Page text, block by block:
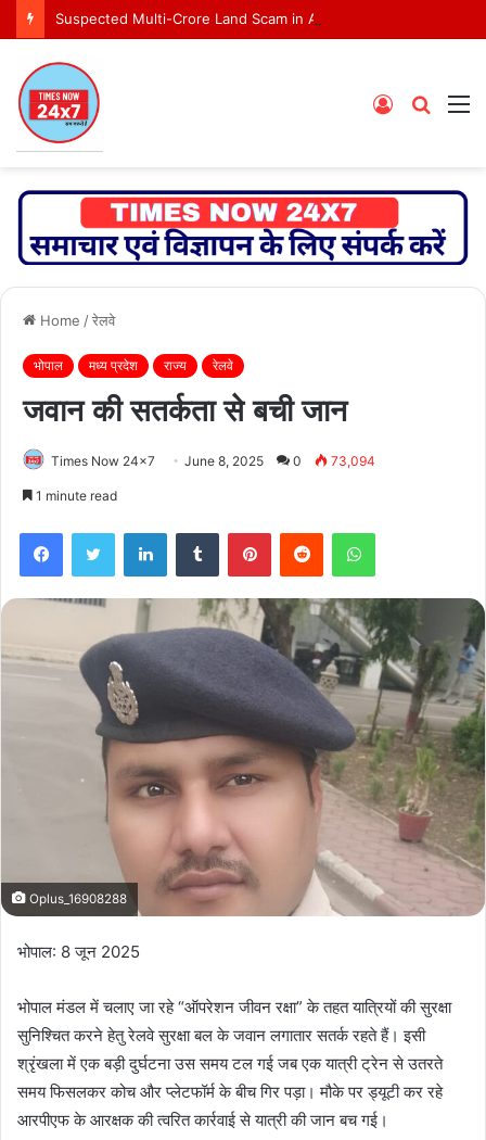
Search
Log
Home /रेलवे
भोपाल मध्य प्रदेश राज्य रेलवे
जवान की सतर्कता से बची जान
Times Now 24x7 June 8, 2025 0 73,094
1 minute read
FacebookTwitter LinkedInTumblr PinterestReddit WhatsApp
Oplus_16908288
भोपाल: 8 जून 2025
भोपाल मंडल में चलाए जा रहे “ऑपरेशन जीवन रक्षा” के तहत यात्रियों की सुरक्षा
सुनिश्चित करने हेतु रेलवे सुरक्षा बल के जवान लगातार सतर्क रहते हैं। इसी
श्रृंखला में एक बड़ी दुर्घटना उस समय टल गई जब एक यात्री ट्रेन से उतरते
समय फिसलकर कोच और प्लेटफॉर्म के बीच गिर पड़ा। मौके पर ड्यूटी कर रहे
आरपीएफ के आरक्षक की त्वरित कार्रवाई से यात्री की जान बच गई।